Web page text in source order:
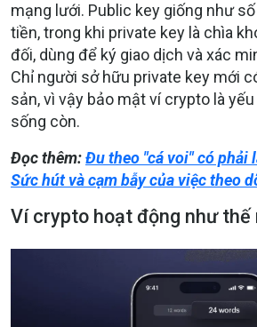
mạng lưới. Public key giống như
tiền, trong khi private key là chìa
đối, dùng để ký giao dịch và xác
Chỉ người sở hữu private key mới
sản, vì vậy bảo mật ví crypto là
sống còn.
Đọc thêm:Đu theo "cá voi" có phải
Sức hút và cạm bẫy của việc theo
Ví crypto hoạt động như thế